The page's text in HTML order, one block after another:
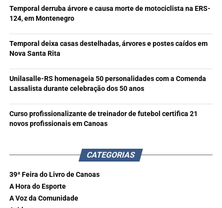
Temporal derruba árvore e causa morte de motociclista na ERS-
124, em Montenegro
Temporal deixa casas destelhadas, árvores e postes caídos em
Nova Santa Rita
Unilasalle-RS homenageia 50 personalidades com a Comenda
Lassalista durante celebração dos 50 anos
Curso profissionalizante de treinador de futebol certifica 21
novos profissionais em Canoas
CATEGORIAS
39ª Feira do Livro de Canoas
A Hora do Esporte
A Voz da Comunidade